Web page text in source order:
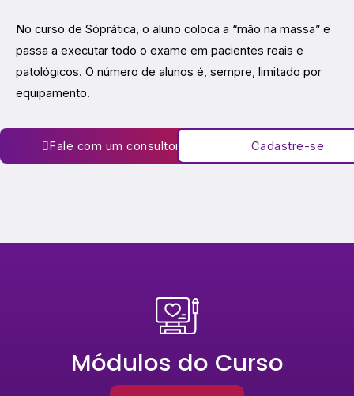
No curso de Sóprática, o aluno coloca a “mão na massa” e
passa a executar todo o exame em pacientes reais e
patológicos. O número de alunos é, sempre, limitado por
equipamento.
Fale com um consultor Cadastre-se
Módulos do Curso